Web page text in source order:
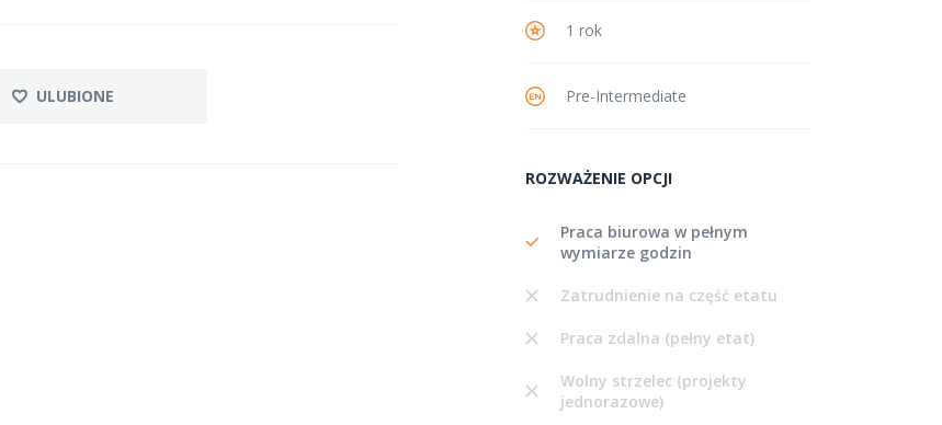
ULUBIONE
1 rok
Pre-Intermediate
ROZWAŻENIE OPCJI
Praca biurowa w pełnym
wymiarze godzin
Zatrudnienie na część etatu
Praca zdalna (pełny etat)
Wolny strzelec (projekty
jednorazowe)